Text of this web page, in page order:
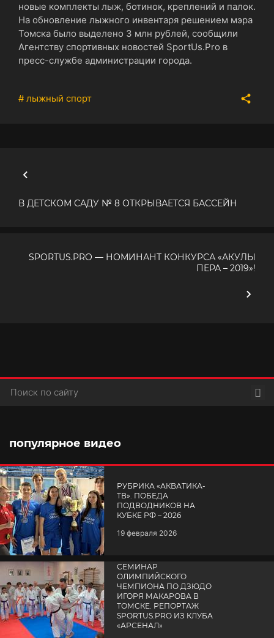
новые комплекты лыж, ботинок, креплений и палок.
На обновление лыжного инвентаря решением мэра
Томска было выделено 3 млн рублей, сообщили
Агентству спортивных новостей SportUs.Pro в
пресс-службе администрации города.
# лыжный спорт
В ДЕТСКОМ САДУ № 8 ОТКРЫВАЕТСЯ БАССЕЙН
SPORTUS.PRO — НОМИНАНТ КОНКУРСА «АКУЛЫ
ПЕРА – 2019»!
популярное видео
РУБРИКА «АКВАТИКА-
TВ». ПОБЕДА
ПОДВОДНИКОВ НА
КУБКЕ РФ – 2026
19 февраля 2026
СЕМИНАР
ОЛИМПИЙСКОГО
ЧЕМПИОНА ПО ДЗЮДО
ИГОРЯ МАКАРОВА В
ТОМСКЕ. РЕПОРТАЖ
SPORTUS.PRO ИЗ КЛУБА
«АРСЕНАЛ»